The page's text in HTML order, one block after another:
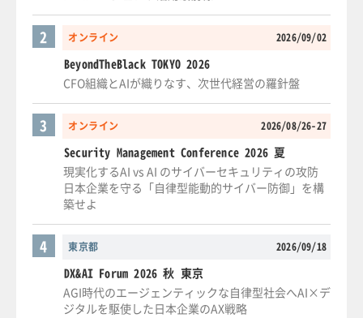
オンライン 2026/09/02
2
BeyondTheBlack TOKYO 2026
CFO組織とAIが織りなす、次世代経営の羅針盤
オンライン 2026/08/26-27
3
Security Management Conference 2026 夏
現実化するAI vs AI のサイバーセキュリティの攻防
日本企業を守る「自律型能動的サイバー防御」を構
築せよ
東京都 2026/09/18
4
DX&AI Forum 2026 秋 東京
AGI時代のエージェンティックな自律型社会へAI×デ
ジタルを駆使した日本企業のAX戦略